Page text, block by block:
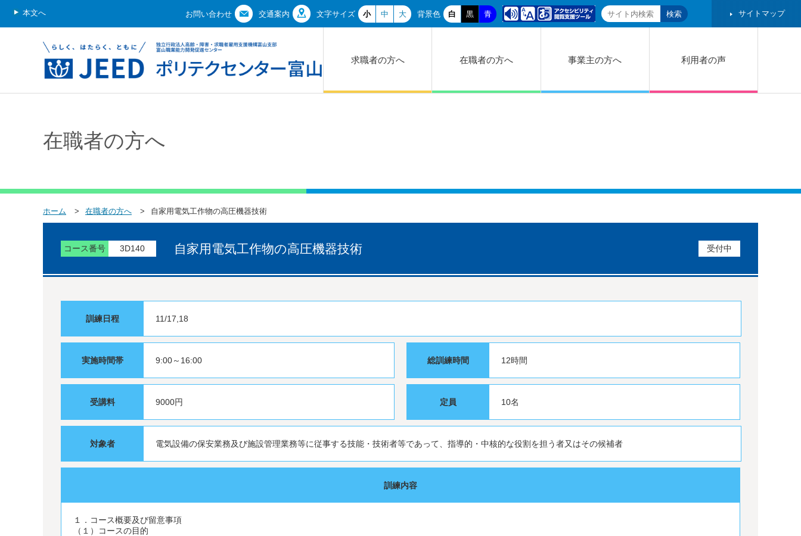
本文へ お問い合わせ 交通案内 文字サイズ 小 中 大 背景色 白 黒 青 サイトマップ
求職者の方へ 在職者の方へ 事業主の方へ 利用者の声
在職者の方へ
ホーム 在職者の方へ 自家用電気工作物の高圧機器技術
コース番号 3D140 自家用電気工作物の高圧機器技術 受付中
訓練日程 11/17,18
実施時間帯 9:00～16:00 総訓練時間 12時間
受講料 9000円 定員 10名
対象者 電気設備の保安業務及び施設管理業務等に従事する技能・技術者等であって、指導的・中核的な役割を担う者又はその候補者
訓練内容
１．コース概要及び留意事項
（１）コースの目的